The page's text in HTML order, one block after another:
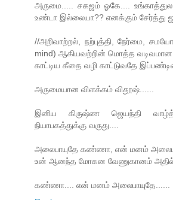
அருமை..... ச‌க‌ஜ‌ம் ஓகே....
உண்டா இல்லையா?? எனக்கும் சேர்த்து
//அறிவாற்றல், நற்புத்தி, நேர்மை,
mind) ஆகியவற்றின் மொத்த
காட்டிய கீதை வழி காட்டுவதே
அருமையான‌ விள‌க்க‌ம் விதூஷ்......
இனிய‌ கிருஷ்ண‌ ஜெயந்தி
நியாப‌க‌த்துக்கு வ‌ருது....
அலைபாயுதே கண்ணா, என் மனம்
உன் ஆனந்த மோகன வேணுகானம் அதில்
கண்ணா.... என் மனம் அலைபாயுதே......